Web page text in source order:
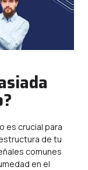
es crucial para
de tu
comunes
en el